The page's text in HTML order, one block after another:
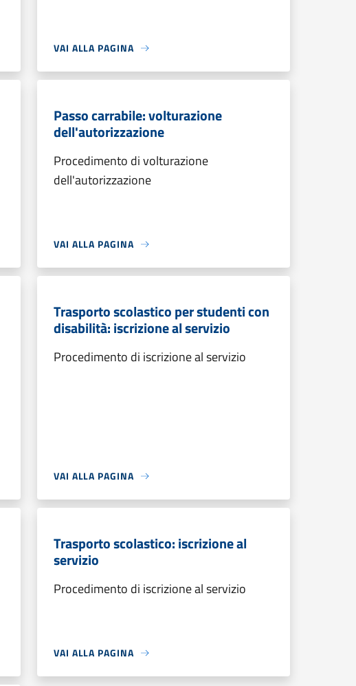
VAI ALLA PAGINA
Passo carrabile: volturazione
dell'autorizzazione
Procedimento di volturazione
dell'autorizzazione
VAI ALLA PAGINA
Trasporto scolastico per studenti con
disabilità: iscrizione al servizio
Procedimento di iscrizione al servizio
VAI ALLA PAGINA
Trasporto scolastico: iscrizione al
servizio
Procedimento di iscrizione al servizio
VAI ALLA PAGINA